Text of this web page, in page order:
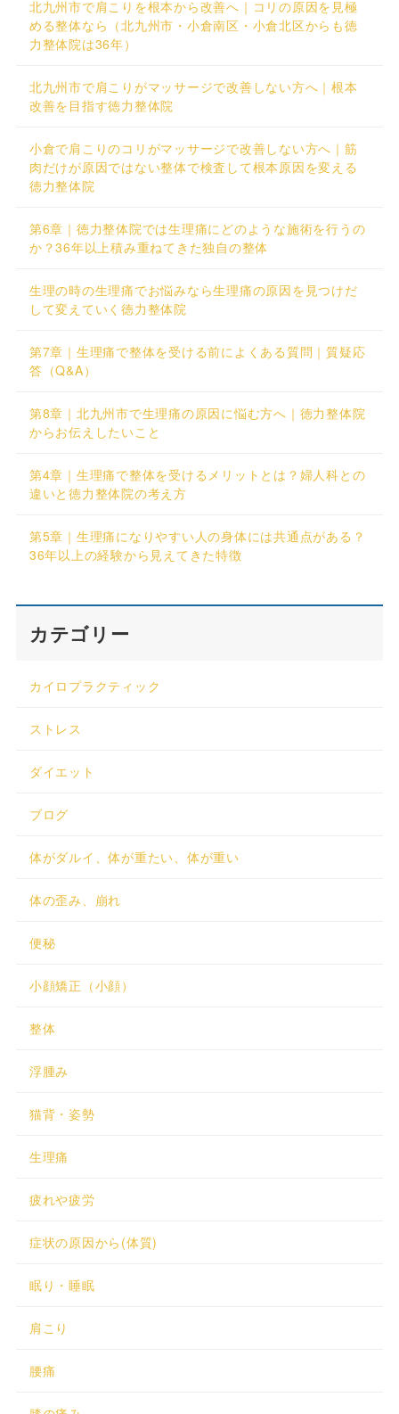
北九州市で肩こりを根本から改善へ｜コリの原因を見極
める整体なら（北九州市・小倉南区・小倉北区からも徳
力整体院は36年）
北九州市で肩こりがマッサージで改善しない方へ｜根本
改善を目指す徳力整体院
小倉で肩こりのコリがマッサージで改善しない方へ｜筋
肉だけが原因ではない整体で検査して根本原因を変える
徳力整体院
第6章｜徳力整体院では生理痛にどのような施術を行うの
か？36年以上積み重ねてきた独自の整体
生理の時の生理痛でお悩みなら生理痛の原因を見つけだ
して変えていく徳力整体院
第7章｜生理痛で整体を受ける前によくある質問｜質疑応
答（Q&A）
第8章｜北九州市で生理痛の原因に悩む方へ｜徳力整体院
からお伝えしたいこと
第4章｜生理痛で整体を受けるメリットとは？婦人科との
違いと徳力整体院の考え方
第5章｜生理痛になりやすい人の身体には共通点がある？
36年以上の経験から見えてきた特徴
カテゴリー
カイロプラクティック
ストレス
ダイエット
ブログ
体がダルイ、体が重たい、体が重い
体の歪み、崩れ
便秘
小顔矯正（小顔）
整体
浮腫み
猫背・姿勢
生理痛
疲れや疲労
症状の原因から(体質)
眠り・睡眠
肩こり
腰痛